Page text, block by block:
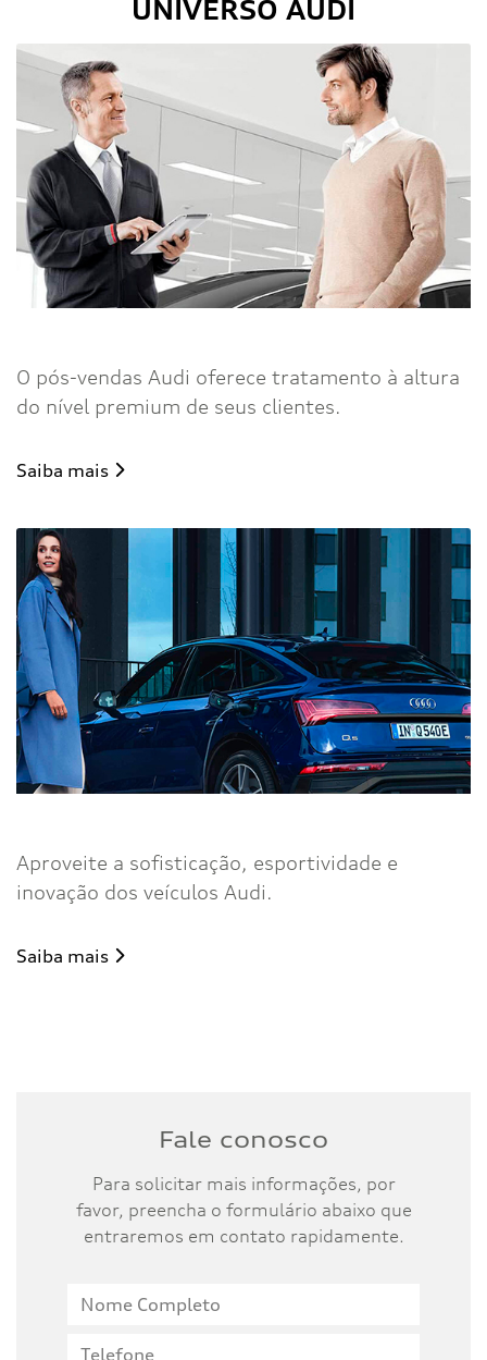
UNIVERSO AUDI
O pós-vendas Audi oferece tratamento à altura
do nível premium de seus clientes.
Saiba mais
Aproveite a sofisticação, esportividade e
inovação dos veículos Audi.
Saiba mais
Fale conosco
Para solicitar mais informações, por
favor, preencha o formulário abaixo que
entraremos em contato rapidamente.